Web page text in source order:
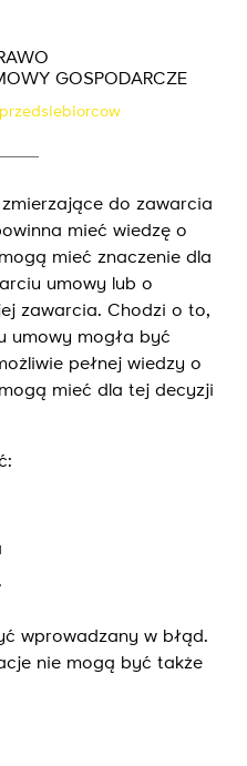
GOSPODARCZE
do zawarcia
mieć wiedzę o
mieć znaczenie dla
umowy lub o
zawarcia. Chodzi o to,
umowy mogła być
pełnej wiedzy o
mieć dla tej decyzji
wprowadzany w błąd.
nie mogą być także